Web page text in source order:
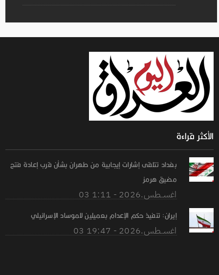
الأكثر قراءة
بغداد تتلقى إشارات إيجابية من طهران بشأن قرب إعادة فتح
مضيق هرمز
03 اغســطس.2026 - 1:11
إيران: تنفيذ حكم الإعدام بعميلين للموساد الإسرائيلي
03 اغســطس.2026 - 19:47